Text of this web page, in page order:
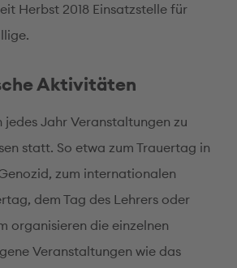
Herbst 2018 Einsatzstelle für
Aktivitäten
Jahr Veranstaltungen zu
statt. So etwa zum Trauertag in
zum internationalen
dem Tag des Lehrers oder
organisieren die einzelnen
Veranstaltungen wie das